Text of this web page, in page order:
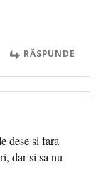
RĂSPUNDE
dese si fara
dar si sa nu